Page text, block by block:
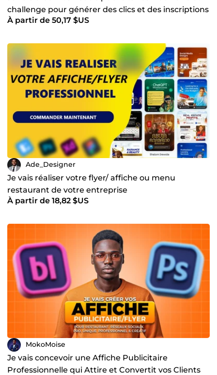
challenge pour générer des clics et des inscriptions
À partir de 50,17 $US
Ade_Designer
Je vais réaliser votre flyer/ affiche ou menu
restaurant de votre entreprise
À partir de 18,82 $US
MokoMoise
Je vais concevoir une Affiche Publicitaire
Professionnelle qui Attire et Convertit vos Clients